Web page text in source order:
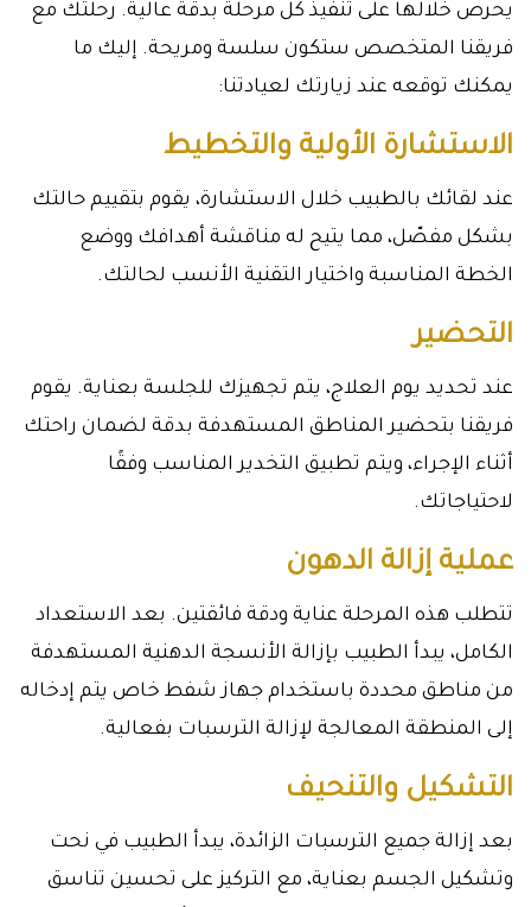
يحرص خلالها على تنفيذ كل مرحلة بدقة عالية. رحلتك مع
فريقنا المتخصص ستكون سلسة ومريحة. إليك ما
يمكنك توقعه عند زيارتك لعيادتنا:
الاستشارة الأولية والتخطيط
عند لقائك بالطبيب خلال الاستشارة، يقوم بتقييم حالتك
بشكل مفصّل، مما يتيح له مناقشة أهدافك ووضع
الخطة المناسبة واختيار التقنية الأنسب لحالتك.
التحضير
عند تحديد يوم العلاج، يتم تجهيزك للجلسة بعناية. يقوم
فريقنا بتحضير المناطق المستهدفة بدقة لضمان راحتك
أثناء الإجراء، ويتم تطبيق التخدير المناسب وفقًا
لاحتياجاتك.
عملية إزالة الدهون
تتطلب هذه المرحلة عناية ودقة فائقتين. بعد الاستعداد
الكامل، يبدأ الطبيب بإزالة الأنسجة الدهنية المستهدفة
من مناطق محددة باستخدام جهاز شفط خاص يتم إدخاله
إلى المنطقة المعالجة لإزالة الترسبات بفعالية.
التشكيل والتنحيف
بعد إزالة جميع الترسبات الزائدة، يبدأ الطبيب في نحت
وتشكيل الجسم بعناية، مع التركيز على تحسين تناسق